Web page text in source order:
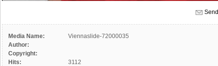
Media Name:
Viennaslide-72000035
Author:
Copyright:
Hits:
3112